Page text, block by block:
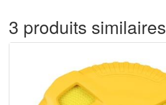
3 produits similaires